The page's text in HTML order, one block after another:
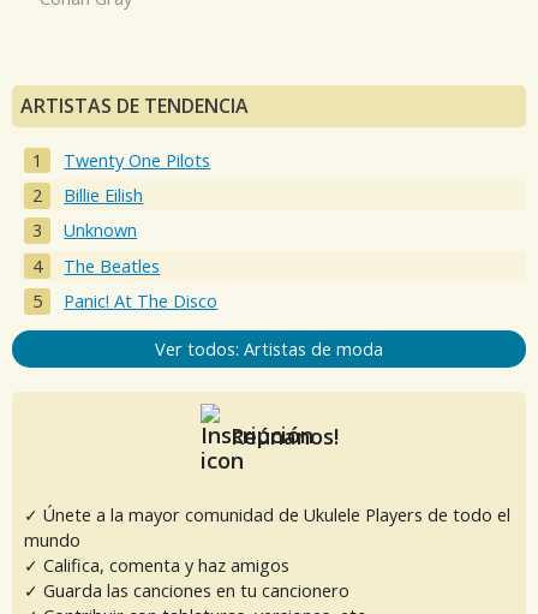
ARTISTAS DE TENDENCIA
Twenty One Pilots
Billie Eilish
Unknown
The Beatles
Panic! At The Disco
Ver todos: Artistas de moda
Reúnanos!
✓ Únete a la mayor comunidad de Ukulele Players de todo el
mundo
✓ Califica, comenta y haz amigos
✓ Guarda las canciones en tu cancionero